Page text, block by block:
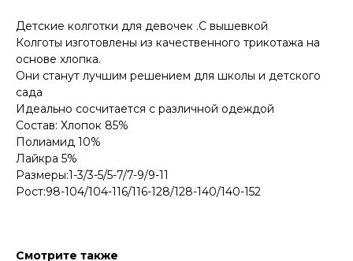
Детские колготки для девочек .С вышевкой
Колготы изготовлены из качественного трикотажа на
основе хлопка.
Они станут лучшим решением для школы и детского
сада
Идеально сосчитается с различной одеждой
Состав: Хлопок 85%
Полиамид 10%
Лайкра 5%
Размеры:1-3/3-5/5-7/7-9/9-11
Рост:98-104/104-116/116-128/128-140/140-152
Смотрите также